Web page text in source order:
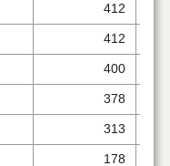
412
412
400
378
313
178